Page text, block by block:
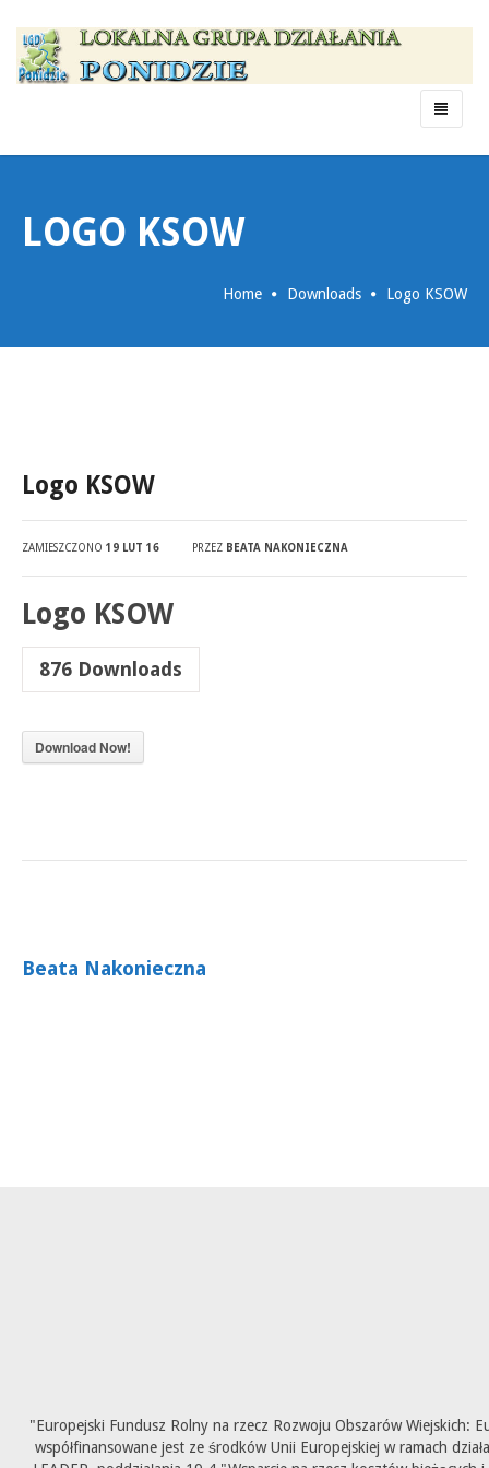
Menu
LOGO KSOW
Home Downloads Logo KSOW
Logo KSOW
ZAMIESZCZONO 19 LUT 16 PRZEZ BEATA NAKONIECZNA
Logo KSOW
876 Downloads
Download Now!
Beata Nakonieczna
"Europejski Fundusz Rolny na rzecz Rozwoju Obszarów Wiejskich:
współfinansowane jest ze środków Unii Europejskiej w ramach